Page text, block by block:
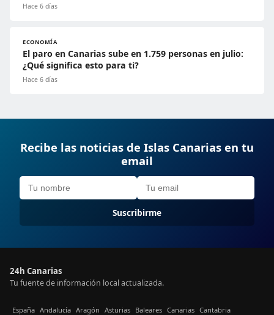
Hace 6 días
ECONOMÍA
El paro en Canarias sube en 1.759 personas en julio:
¿Qué significa esto para ti?
Hace 6 días
Recibe las noticias de Islas Canarias en tu
email
Suscribirme
24h Canarias
Tu fuente de información local actualizada.
España Andalucía Aragón Asturias Baleares Canarias Cantabria